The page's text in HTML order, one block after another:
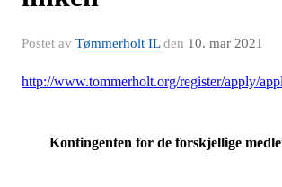
Postet av Tømmerholt ILden 10. mar 2021
http://www.tommerholt.org/register/apply/
Kontingenten for de forskjellige